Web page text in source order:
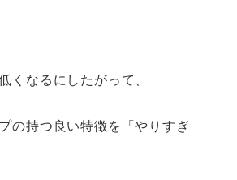
くなるにしたがって、
の持つ良い特徴を「やりすぎ